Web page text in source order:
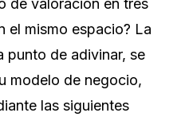
de valoración en tres
el mismo espacio? La
punto de adivinar, se
modelo de negocio,
las siguientes